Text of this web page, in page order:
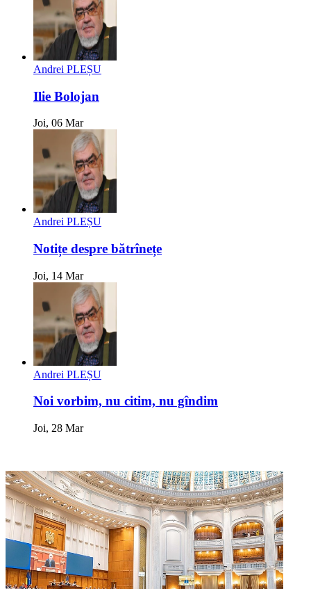
Andrei PLEȘU
Ilie Bolojan
Joi, 06 Mar
Andrei PLEȘU
Notițe despre bătrînețe
Joi, 14 Mar
Andrei PLEȘU
Noi vorbim, nu citim, nu gîndim
Joi, 28 Mar